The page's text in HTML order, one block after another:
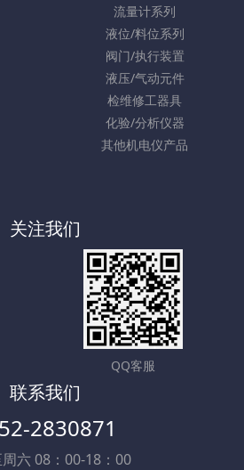
流量计系列
液位/料位系列
阀门/执行装置
液压/气动元件
检维修工器具
化验/分析仪器
其他机电仪产品
关注我们
QQ客服
联系我们
2830871
六 08：00-18：00